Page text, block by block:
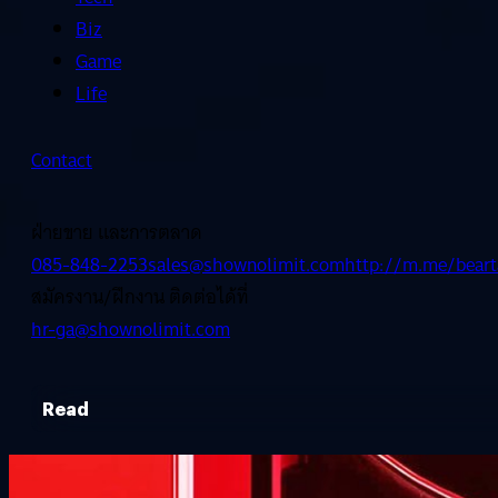
Biz
Game
Life
Contact
ฝ่ายขาย และการตลาด
085-848-2253sales@shownolimit.comhttp://m.me/
สมัครงาน/ฝึกงาน ติดต่อได้ที่
hr-ga@shownolimit.com
Read